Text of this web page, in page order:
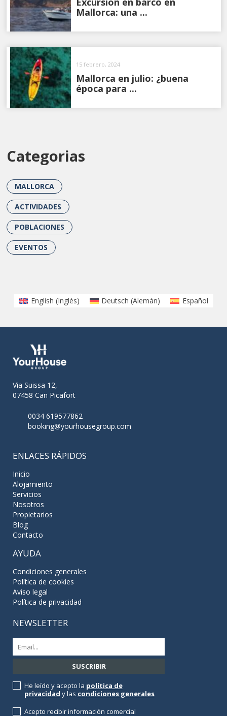
Mallorca: una ...
15 febrero, 2024
Mallorca en julio: ¿buena
época para ...
Categorias
MALLORCA
ACTIVIDADES
POBLACIONES
EVENTOS
English (Inglés) Deutsch (Alemán) Español
Via Suissa 12,
07458 Can Picafort
0034 619577862
booking@yourhousegroup.com
ENLACES RÁPIDOS
Inicio
Alojamiento
Servicios
Nosotros
Propietarios
Blog
Contacto
AYUDA
Condiciones generales
Política de cookies
Aviso legal
Política de privacidad
NEWSLETTER
He leído y acepto la política de
privacidad y las condiciones generales
Acepto recibir información comercial